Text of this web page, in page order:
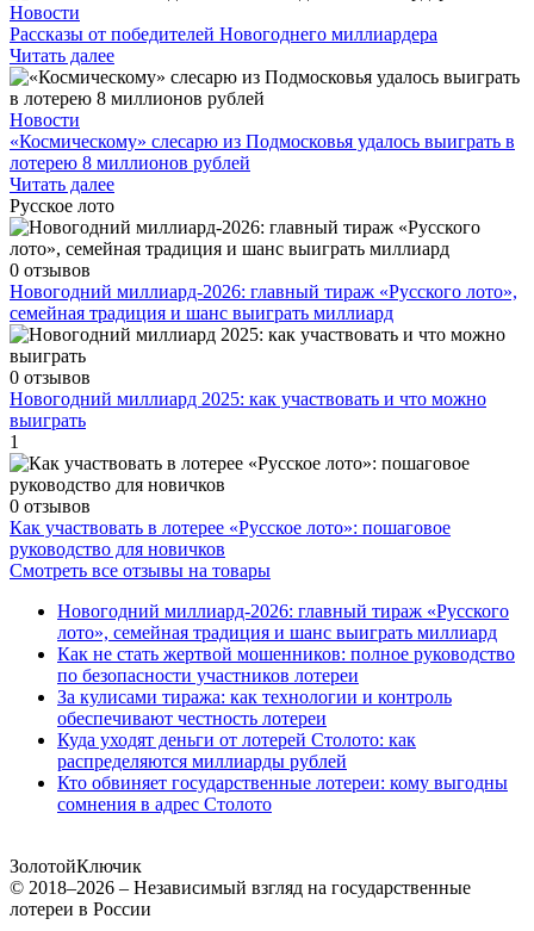
Новости
Рассказы от победителей Новогоднего миллиардера
Читать далее
Новости
«Космическому» слесарю из Подмосковья удалось выиграть в
лотерею 8 миллионов рублей
Читать далее
Русское лото
0 отзывов
Новогодний миллиард-2026: главный тираж «Русского лото»,
семейная традиция и шанс выиграть миллиард
0 отзывов
Новогодний миллиард 2025: как участвовать и что можно
выиграть
1
0 отзывов
Как участвовать в лотерее «Русское лото»: пошаговое
руководство для новичков
Смотреть все отзывы на товары
Новогодний миллиард-2026: главный тираж «Русского
лото», семейная традиция и шанс выиграть миллиард
Как не стать жертвой мошенников: полное руководство
по безопасности участников лотереи
За кулисами тиража: как технологии и контроль
обеспечивают честность лотереи
Куда уходят деньги от лотерей Столото: как
распределяются миллиарды рублей
Кто обвиняет государственные лотереи: кому выгодны
сомнения в адрес Столото
ЗолотойКлючик
© 2018–2026 – Независимый взгляд на государственные
лотереи в России